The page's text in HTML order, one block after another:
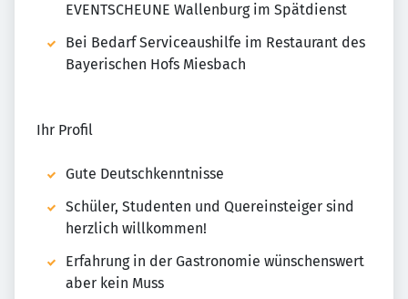
EVENTSCHEUNE Wallenburg im Spätdienst
Bei Bedarf Serviceaushilfe im Restaurant des
Bayerischen Hofs Miesbach
Ihr Profil
Gute Deutschkenntnisse
Schüler, Studenten und Quereinsteiger sind
herzlich willkommen!
Erfahrung in der Gastronomie wünschenswert
aber kein Muss